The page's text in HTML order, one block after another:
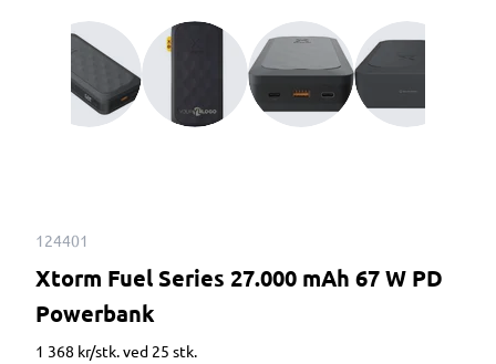
124401
Xtorm Fuel Series 27.000 mAh 67 W PD
Powerbank
1 368 kr/stk. ved 25 stk.